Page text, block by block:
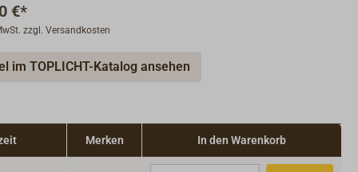
für die Schottmontage
RJ45-Kabel für die Verbindung von Bedienpanel und
Kontrolleinheit ist leider zu klein für die Steckergröße
für die Schottmontage nutzen.
€*
zzgl. Versandkosten
im TOPLICHT-Katalog ansehen
Merken In den Warenkorb